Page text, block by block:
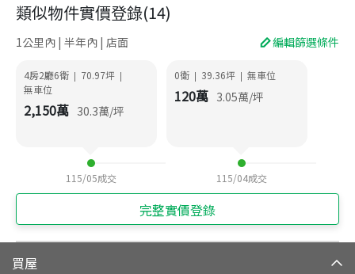
類似物件實價登錄(14)
1公里內 | 半年內 | 店面 編輯篩選條件
4房2廳6衛 | 70.97坪 |
無車位
2,150萬 30.3萬/坪
115/05成交
0衛 | 39.36坪 | 無車位
120萬 3.05萬/坪
115/04成交
完整實價登錄
買屋